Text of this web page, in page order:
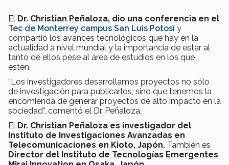
El Dr. Christian Peñaloza, dio una conferencia en el
Tec de Monterrey campus San Luis Potosí y
compartió los avances tecnológicos que hay en la
actualidad a nivel mundial y la importancia de estar al
tanto de ellos pese al área de estudios en los que
estén.
“Los investigadores desarrollamos proyectos no sólo
de investigación para publicarlos, sino que tenemos la
encomienda de generar proyectos de alto impacto en la
sociedad”, comentó el Dr. Peñaloza.
El Dr. Christian Peñaloza es investigador del
Instituto de Investigaciones Avanzadas en
Telecomunicaciones en Kioto, Japón. También es
Director del Instituto de Tecnologías Emergentes